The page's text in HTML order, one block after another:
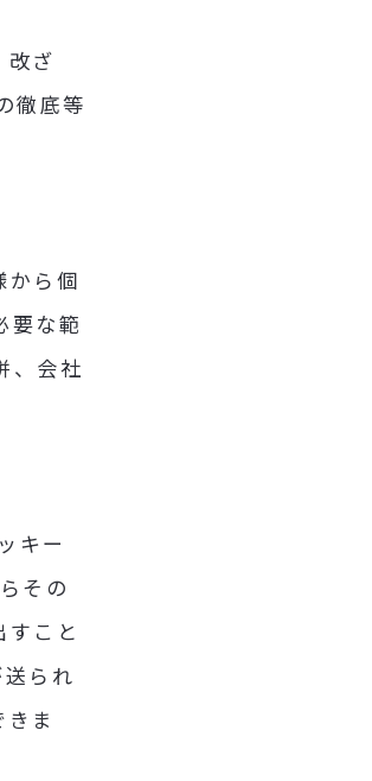
改ざ
徹底等
から個
要な範
、会社
キー
その
こと
られ
ま